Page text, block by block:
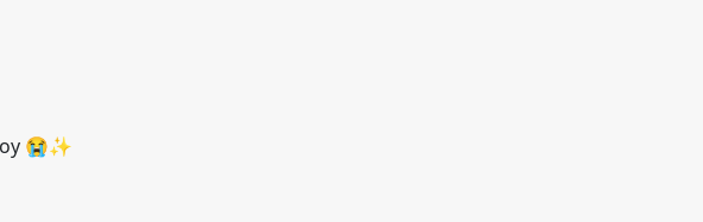
😭✨